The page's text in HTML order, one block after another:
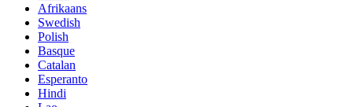
Afrikaans
Swedish
Polish
Basque
Catalan
Esperanto
Hindi